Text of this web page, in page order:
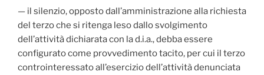
— il silenzio, opposto dall’amministrazione alla richiesta
del terzo che si ritenga leso dallo svolgimento
dell’attività dichiarata con la d.i.a., debba essere
configurato come provvedimento tacito, per cui il terzo
controinteressato all’esercizio dell’attività denunciata